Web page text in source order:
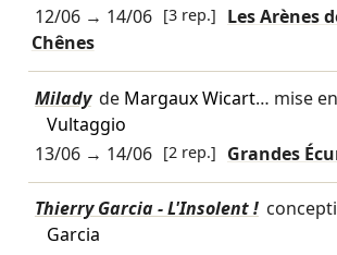
12/06→ 14/06 [3 rep.]
Les Arènes
Chênes
Milady de Margaux Wicart… mise
Vultaggio
13/06→ 14/06 [2 rep.] Grandes
Thierry Garcia - L'Insolent !
Garcia